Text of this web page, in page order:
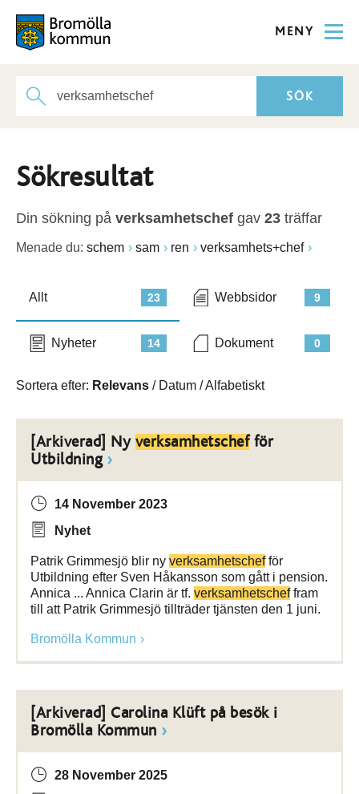
MENY
Sökresultat
Din sökning på verksamhetschef gav 23 träffar
Menade du: schem sam ren verksamhets+chef
23
Allt 9
Webbsidor
14
Nyheter 0
Dokument
Sortera efter: Relevans / Datum /Alfabetiskt
[Arkiverad] Ny verksamhetschefför
Utbildning
14 November 2023
Nyhet
Patrik Grimmesjö blir ny verksamhetschefför
Utbildning efter Sven Håkansson som gått i pension.
Annica ... Annica Clarin är tf. verksamhetscheffram
till att Patrik Grimmesjö tillträder tjänsten den 1 juni.
Bromölla Kommun
[Arkiverad] Carolina Klüft på besök i
Bromölla Kommun
28 November 2025